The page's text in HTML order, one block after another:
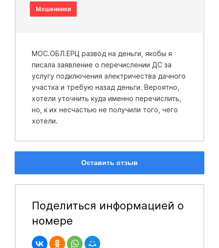
Мошенники
МОС.ОБЛ.ЕРЦ развод на деньги, якобы я
писала заявление о перечислении ДС за
услугу подключения электричества дачного
участка и требую назад деньги. Вероятно,
хотели уточнить куда именно перечислить,
но, к их несчастью не получили того, чего
хотели.
Оставить отзыв
Поделиться информацией о
номере